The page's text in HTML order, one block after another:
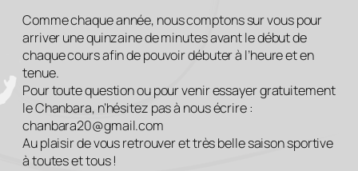
Comme chaque année, nous comptons sur vous pour
arriver une quinzaine de minutes avant le début de
chaque cours afin de pouvoir débuter à l’heure et en
tenue.
Pour toute question ou pour venir essayer gratuitement
le Chanbara, n’hésitez pas à nous écrire :
chanbara20@gmail.com
Au plaisir de vous retrouver et très belle saison sportive
à toutes et tous !